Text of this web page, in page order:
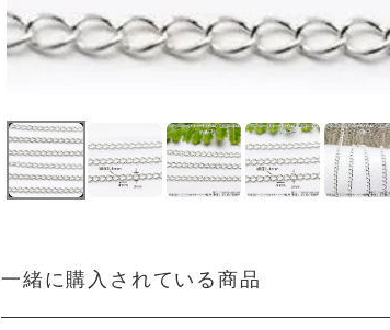
一緒に購入されている商品